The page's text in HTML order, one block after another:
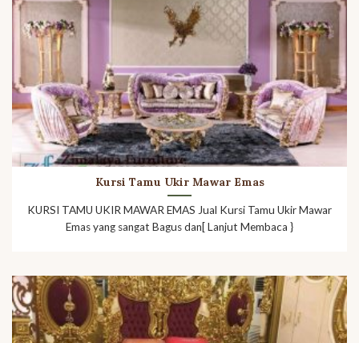
Kursi Tamu Ukir Mawar Emas
KURSI TAMU UKIR MAWAR EMAS Jual Kursi Tamu Ukir Mawar
Emas yang sangat Bagus dan[ Lanjut Membaca }